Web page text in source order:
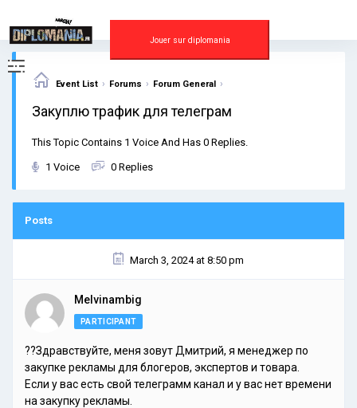
content
Jouer sur diplomania
Event List › Forums › Forum General ›
Закуплю трафик для телеграм
This Topic Contains 1 Voice And Has 0 Replies.
1 Voice 0 Replies
Posts
March 3, 2024 at 8:50 pm
Melvinambig
PARTICIPANT
??Здравствуйте, меня зовут Дмитрий, я менеджер по
закупке рекламы для блогеров, экспертов и товара.
Если у вас есть свой телеграмм канал и у вас нет времени
на закупку рекламы.